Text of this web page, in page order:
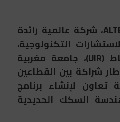
وقعت شركة ALTEN Maroc، شركة عالمية رائدة
التكنولوجية،
والجامعة الدولية للرباط (UIR)، جامعة مغربية
شراكة بين القطاعين
تعاون لإنشاء برنامج
السكك الحديدية